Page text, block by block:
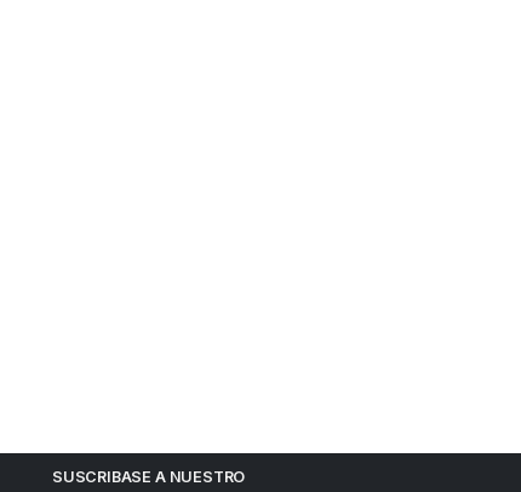
SUSCRIBASE A NUESTRO